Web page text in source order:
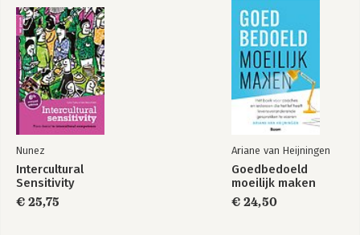
Nunez
Intercultural
Sensitivity
€ 25,75
Ariane van Heijningen
Goedbedoeld
moeilijk maken
€ 24,50